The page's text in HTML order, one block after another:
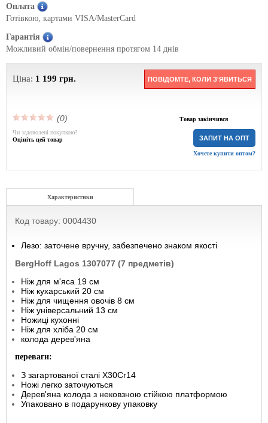
Оплата
Готівкою, картами VISA/MasterCard
Гарантія
Можливий обмін/повернення протягом 14 днів
Ціна: 1 199 грн. ПОВІДОМТЕ, КОЛИ З'ЯВИТЬСЯ
(0) Товар закінчився
ЗАПИТ НА ОПТ
Хочете купити оптом?
Чи задоволені покупкою?
Оцініть цей товар
Характеристики
Код товару: 0004430
Лезо: заточене вручну, забезпечено знаком якості
BergHoff Lagos 1307077 (7 предметів)
Ніж для м'яса 19 см
Ніж кухарський 20 см
Ніж для чищення овочів 8 см
Ніж універсальний 13 см
Ножиці кухонні
Ніж для хліба 20 см
колода дерев'яна
переваги:
З загартованої сталі X30Cr14
Ножі легко заточуються
Дерев'яна колода з нековзною стійкою платформою
Упаковано в подарункову упаковку